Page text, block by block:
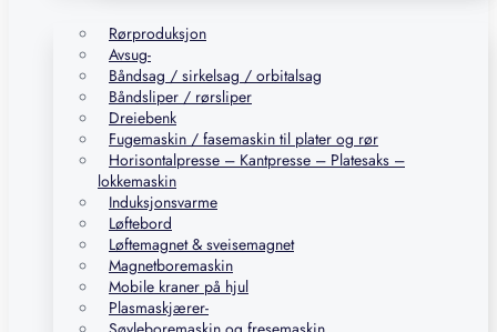
Rørproduksjon
Avsug-
Båndsag / sirkelsag / orbitalsag
Båndsliper / rørsliper
Dreiebenk
Fugemaskin / fasemaskin til plater og rør
Horisontalpresse – Kantpresse – Platesaks –
lokkemaskin
Induksjonsvarme
Løftebord
Løftemagnet & sveisemagnet
Magnetboremaskin
Mobile kraner på hjul
Plasmaskjærer-